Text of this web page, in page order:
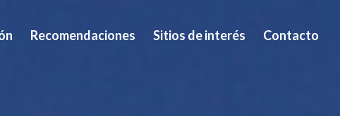
Recomendaciones Sitios de interés Contacto